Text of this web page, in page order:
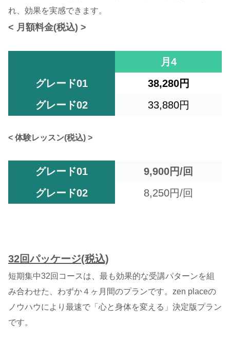
れ、効果を実感できます。
< 月額料金(税込) >
月4
グレード01
38,280円
グレード02
33,880円
< 体験レッスン(税込) >
グレード01
9,900円/回
グレード02
8,250円/回
32回パッケージ(税込)
短期集中32回コースは、最も効果的な受講パターンを組
み合わせた、わずか４ヶ月間のプランです。zen placeの
ノウハウにより最速で「心と身体を変える」決定版プラン
です。